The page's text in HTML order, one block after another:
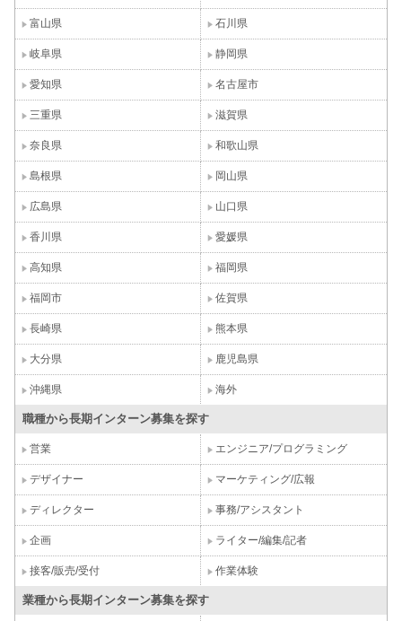
富山県 石川県
岐阜県 静岡県
愛知県 名古屋市
三重県 滋賀県
奈良県 和歌山県
島根県 岡山県
広島県 山口県
香川県 愛媛県
高知県 福岡県
福岡市 佐賀県
長崎県 熊本県
大分県 鹿児島県
沖縄県 海外
職種から長期インターン募集を探す
営業 エンジニア/プログラミング
デザイナー マーケティング/広報
ディレクター 事務/アシスタント
企画 ライター/編集/記者
接客/販売/受付 作業体験
業種から長期インターン募集を探す